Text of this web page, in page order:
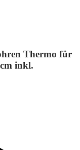
Thermo für
inkl.